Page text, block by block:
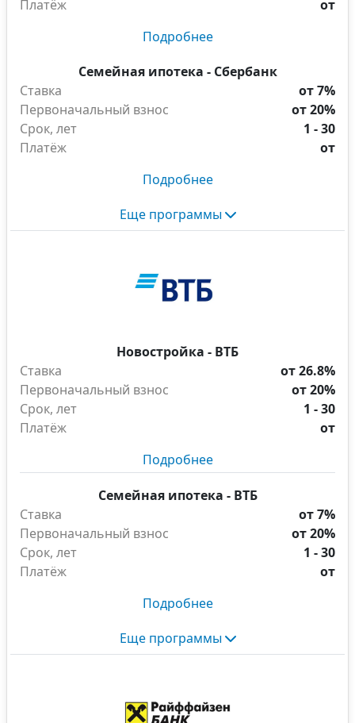
Платёж
от
Подробнее
Семейная ипотека - Сбербанк
Ставка
от 7%
Первоначальный взнос
от 20%
Срок, лет
1 - 30
Платёж
от
Подробнее
Еще программы
Новостройка - ВТБ
Ставка
от 26.8%
Первоначальный взнос
от 20%
Срок, лет
1 - 30
Платёж
от
Подробнее
Семейная ипотека - ВТБ
Ставка
от 7%
Первоначальный взнос
от 20%
Срок, лет
1 - 30
Платёж
от
Подробнее
Еще программы